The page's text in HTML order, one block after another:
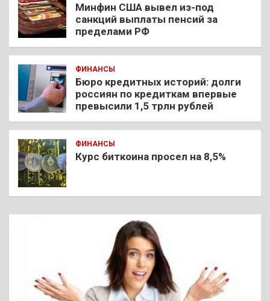
Минфин США вывел из-под
санкций выплаты пенсий за
пределами РФ
ФИНАНСЫ
Бюро кредитных историй: долги
россиян по кредиткам впервые
превысили 1,5 трлн рублей
ФИНАНСЫ
Курс биткоина просел на 8,5%